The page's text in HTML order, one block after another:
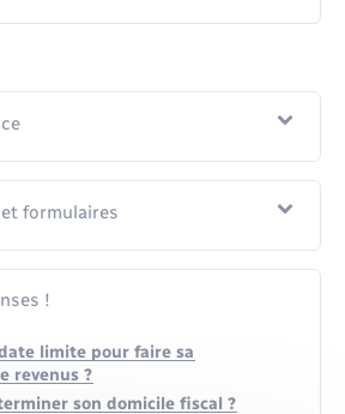
formulaires
!
limite pour faire sa
revenus ?
son domicile fiscal ?